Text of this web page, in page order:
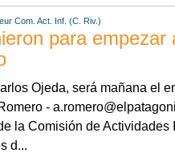
Com. Act. Inf. (C. Riv.)
para empezar
Ojeda, será mañana el
-
la Comisión de Actividades
d...